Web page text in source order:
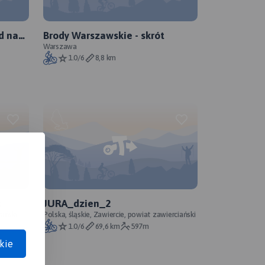
na
Brody Warszawskie - skrót
Warszawa
1.0/6
8,8 km
JURA_dzien_2
Polska, śląskie, Zawiercie, powiat zawierciański
1.0/6
69,6 km 597m